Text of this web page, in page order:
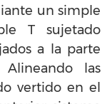
un simple
T sujetado
a la parte
las
vertido en el